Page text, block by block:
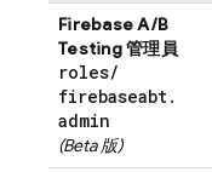
Firebase A/B
Testing管理員
roles/
firebaseabt.
admin
(Beta 版)